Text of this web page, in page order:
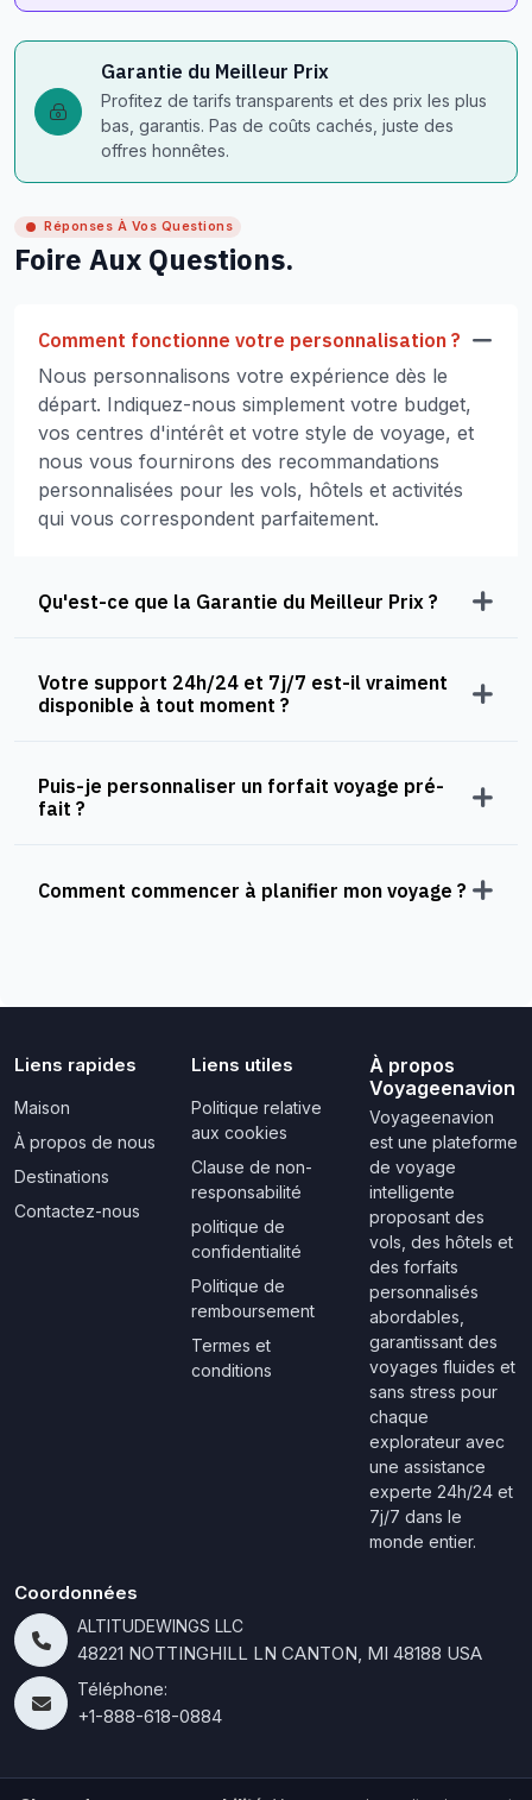
Garantie du Meilleur Prix
Profitez de tarifs transparents et des prix les plus
bas, garantis. Pas de coûts cachés, juste des
offres honnêtes.
Réponses À Vos Questions
Foire Aux Questions.
Comment fonctionne votre personnalisation ?
Nous personnalisons votre expérience dès le
départ. Indiquez-nous simplement votre budget,
vos centres d'intérêt et votre style de voyage, et
nous vous fournirons des recommandations
personnalisées pour les vols, hôtels et activités
qui vous correspondent parfaitement.
Qu'est-ce que la Garantie du Meilleur Prix ?
Votre support 24h/24 et 7j/7 est-il vraiment
disponible à tout moment ?
Puis-je personnaliser un forfait voyage pré-
fait ?
Comment commencer à planifier mon voyage ?
Liens rapides
Maison
À propos de nous
Destinations
Contactez-nous
Liens utiles
Politique relative
aux cookies
Clause de non-
responsabilité
politique de
confidentialité
Politique de
remboursement
Termes et
conditions
À propos
Voyageenavion
Voyageenavion
est une plateforme
de voyage
intelligente
proposant des
vols, des hôtels et
des forfaits
personnalisés
abordables,
garantissant des
voyages fluides et
sans stress pour
chaque
explorateur avec
une assistance
experte 24h/24 et
7j/7 dans le
monde entier.
Coordonnées
ALTITUDEWINGS LLC
48221 NOTTINGHILL LN CANTON, MI 48188 USA
Téléphone:
+1-888-618-0884